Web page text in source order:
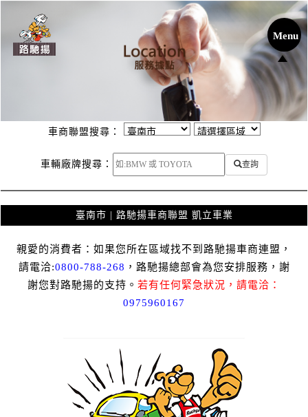
車商聯盟搜尋：
車輛廠牌搜尋： 查詢
臺南市 | 路馳揚車商聯盟 凱立車業
親愛的消費者：如果您所在區域找不到路馳揚車商連盟，
請電洽:0800-788-268 ，路馳揚總部會為您安排服務，謝
謝您對路馳揚的支持。 若有任何緊急狀況，請電洽：
0975960167